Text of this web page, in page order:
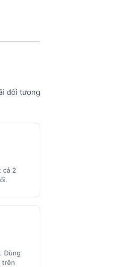
đối tượng
cả 2
Dùng
trên